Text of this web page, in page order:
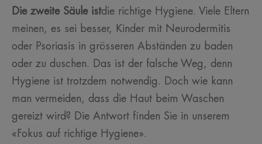
Die zweite Säule istdie richtige Hygiene. Viele Eltern
meinen, es sei besser, Kinder mit Neurodermitis
oder Psoriasis in grösseren Abständen zu baden
oder zu duschen. Das ist der falsche Weg, denn
Hygiene ist trotzdem notwendig. Doch wie kann
man vermeiden, dass die Haut beim Waschen
gereizt wird? Die Antwort finden Sie in unserem
«Fokus auf richtige Hygiene».